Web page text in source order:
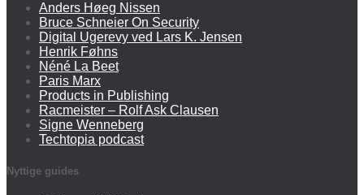
Anders Høeg Nissen
Bruce Schneier On Security
Digital Ugerevy ved Lars K. Jensen
Henrik Føhns
Néné La Beet
Paris Marx
Products in Publishing
Racmeister – Rolf Ask Clausen
Signe Wenneberg
Techtopia podcast
Nyttige guides